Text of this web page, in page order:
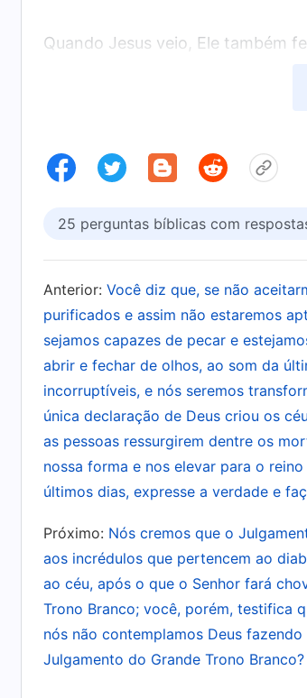
Quando Jesus veio, Ele também
principal obra que Ele realizou.
depois. Quando Jesus veio, foi
humanidade e trouxe o evangelho
obras e proferiu algumas
Seu ministério ainda era a
foram em preparação para a
foram em prol da crucificação. A
que Ele viveu na terra foram
dar-Lhe força para empreender
crucificação a Ele. Hoje, qual
primordialmente para completar
tornar o homem perfeito e fazê-
palavras, Ele faz com que você
feitos. Deus utiliza a palavra para
também por causa dapalavra de
depois de Sua palavra chegar a
25 perguntas bíblicas com
Anterior: Você diz que, se não
purificados e assim não estaremos
sejamos capazes de pecar e
abrir e fechar de olhos, ao som da
incorruptíveis, e nós seremos
única declaração de Deus criou os
as pessoas ressurgirem dentre os
nossa forma e nos elevar para o
últimos dias, expresse a verdade e
Próximo: Nós cremos que o
aos incrédulos que pertencem ao
ao céu, após o que o Senhor fará
Trono Branco; você, porém, testifica
nós não contemplamos Deus
Julgamento do Grande Trono Branco?